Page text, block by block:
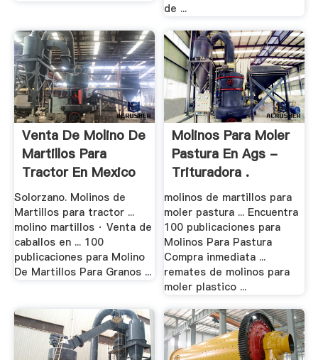
de ...
Venta De Molino De
Martillos Para
Tractor En Mexico
Solorzano. Molinos de
Martillos para tractor ...
molino martillos · Venta de
caballos en ... 100
publicaciones para Molino
De Martillos Para Granos ...
Molinos Para Moler
Pastura En Ags -
Trituradora .
molinos de martillos para
moler pastura ... Encuentra
100 publicaciones para
Molinos Para Pastura
Compra inmediata ...
remates de molinos para
moler plastico ...